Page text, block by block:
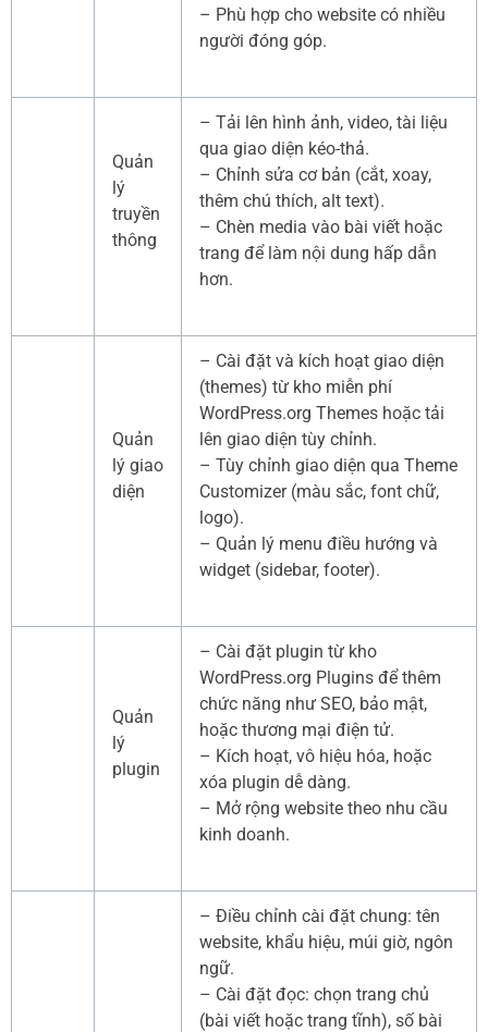
– Phù hợp cho website có nhiều
người đóng góp.
Quản
lý
truyền
thông
– Tải lên hình ảnh, video, tài liệu
qua giao diện kéo-thả.
– Chỉnh sửa cơ bản (cắt, xoay,
thêm chú thích, alt text).
– Chèn media vào bài viết hoặc
trang để làm nội dung hấp dẫn
hơn.
Quản
lý giao
diện
– Cài đặt và kích hoạt giao diện
(themes) từ kho miễn phí
WordPress.org Themes hoặc tải
lên giao diện tùy chỉnh.
– Tùy chỉnh giao diện qua Theme
Customizer (màu sắc, font chữ,
logo).
– Quản lý menu điều hướng và
widget (sidebar, footer).
Quản
lý
plugin
– Cài đặt plugin từ kho
WordPress.org Plugins để thêm
chức năng như SEO, bảo mật,
hoặc thương mại điện tử.
– Kích hoạt, vô hiệu hóa, hoặc
xóa plugin dễ dàng.
– Mở rộng website theo nhu cầu
kinh doanh.
– Điều chỉnh cài đặt chung: tên
website, khẩu hiệu, múi giờ, ngôn
ngữ.
– Cài đặt đọc: chọn trang chủ
(bài viết hoặc trang tĩnh), số bài